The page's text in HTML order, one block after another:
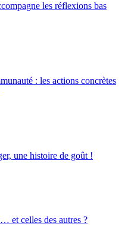
les réflexions bas
: les actions concrètes
une histoire de goût !
et celles des autres ?